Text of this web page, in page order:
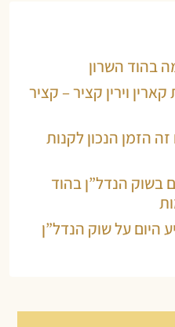
בהוד השרון
וירין קציר – קציר
האם זה הזמן הנכון לקנות
בשוק הנדל”ן בהוד
היום על שוק הנדל”ן